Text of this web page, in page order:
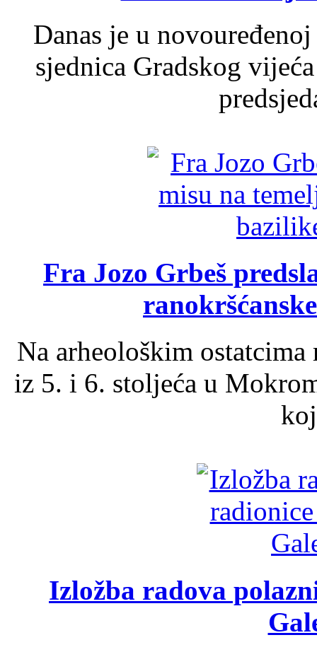
Danas je u
sjednica Gradskog
Fra Jozo Grbeš
Na arheološkim
iz 5. i 6. stoljeća u
Izložba radova